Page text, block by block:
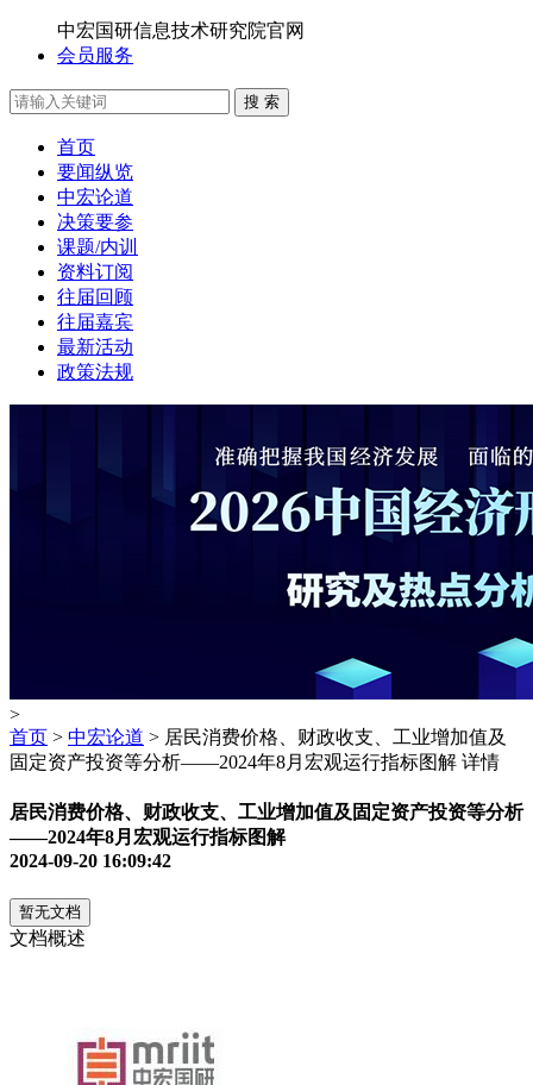
中宏国研信息技术研究院官网
会员服务
搜 索
首页
要闻纵览
中宏论道
决策要参
课题/内训
资料订阅
往届回顾
往届嘉宾
最新活动
政策法规
>
首页 > 中宏论道 > 居民消费价格、财政收支、工业增加值及
固定资产投资等分析——2024年8月宏观运行指标图解 详情
居民消费价格、财政收支、工业增加值及固定资产投资等分析
——2024年8月宏观运行指标图解
2024-09-20 16:09:42
暂无文档
文档概述